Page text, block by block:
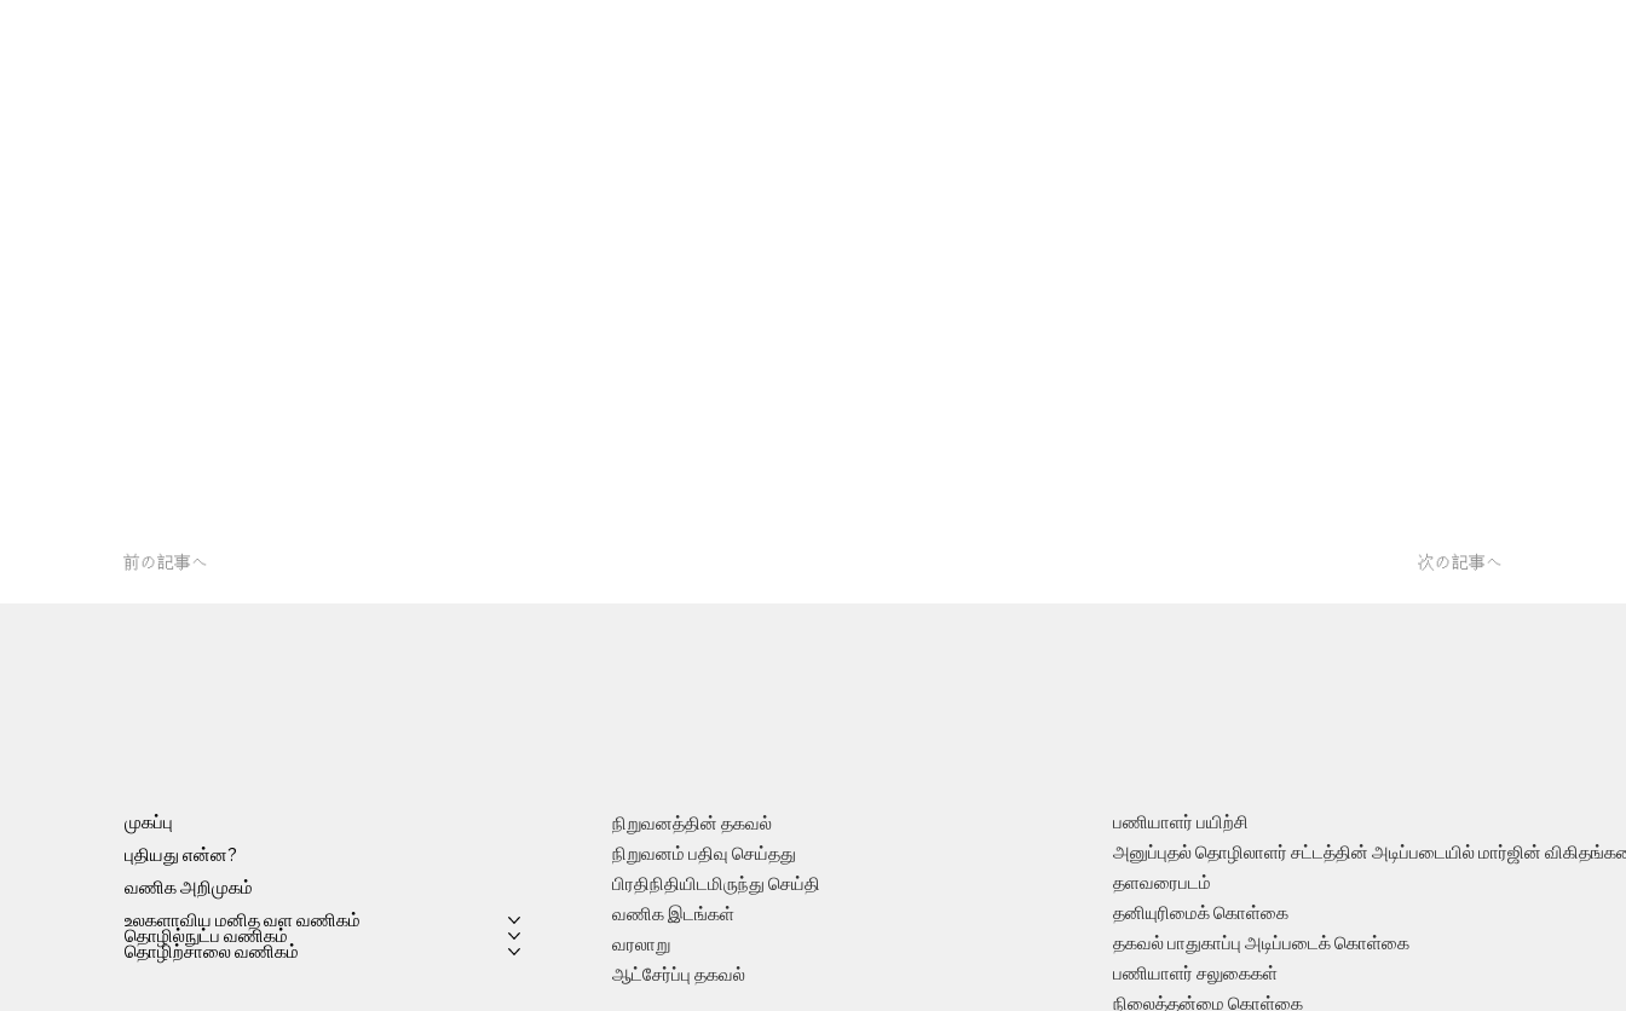
前の記事へ 次の記事へ
முகப்பு
புதியது என்ன?
வணிக அறிமுகம்
உலகளாவிய மனித வள வணிகம்
தொழில்நுட்ப வணிகம்
தொழிற்சாலை வணிகம்
நிறுவனத்தின் தகவல்
நிறுவனம் பதிவு செய்தது
பிரதிநிதியிடமிருந்து செய்தி
வணிக இடங்கள்
வரலாறு
ஆட்சேர்ப்பு தகவல்
பணியாளர் பயிற்சி
அனுப்புதல் தொழிலாளர் சட்டத்தின் அடிப்படையில் மார்ஜின்
தளவரைபடம்
தனியுரிமைக் கொள்கை
தகவல் பாதுகாப்பு அடிப்படைக் கொள்கை
பணியாளர் சலுகைகள்
நிலைத்தன்மை கொள்கை